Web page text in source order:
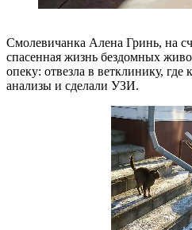
Смолевичанка Алена Гринь, на
спасенная жизнь бездомных
опеку: отвезла в ветклинику, где
анализы и сделали УЗИ.